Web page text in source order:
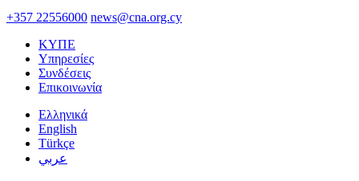
+357 22556000 news@cna.org.cy
ΚΥΠΕ
Υπηρεσίες
Συνδέσεις
Επικοινωνία
Ελληνικά
English
Türkçe
عربي